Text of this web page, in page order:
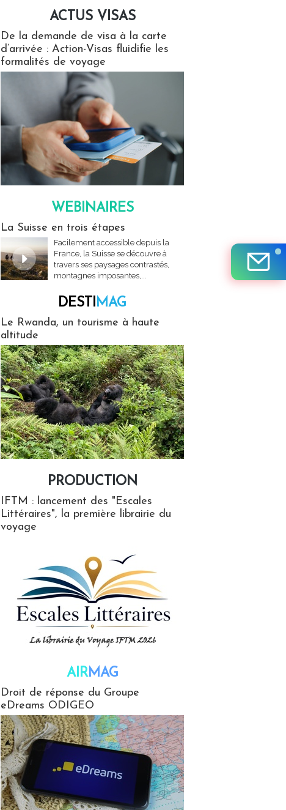
ACTUS VISAS
De la demande de visa à la carte
d’arrivée : Action-Visas fluidifie les
formalités de voyage
WEBINAIRES
La Suisse en trois étapes
Facilement accessible depuis la
France, la Suisse se découvre à
travers ses paysages contrastés,
montagnes imposantes,...
DESTIMAG
Le Rwanda, un tourisme à haute
altitude
PRODUCTION
IFTM : lancement des "Escales
Littéraires", la première librairie du
voyage
AIRMAG
Droit de réponse du Groupe
eDreams ODIGEO